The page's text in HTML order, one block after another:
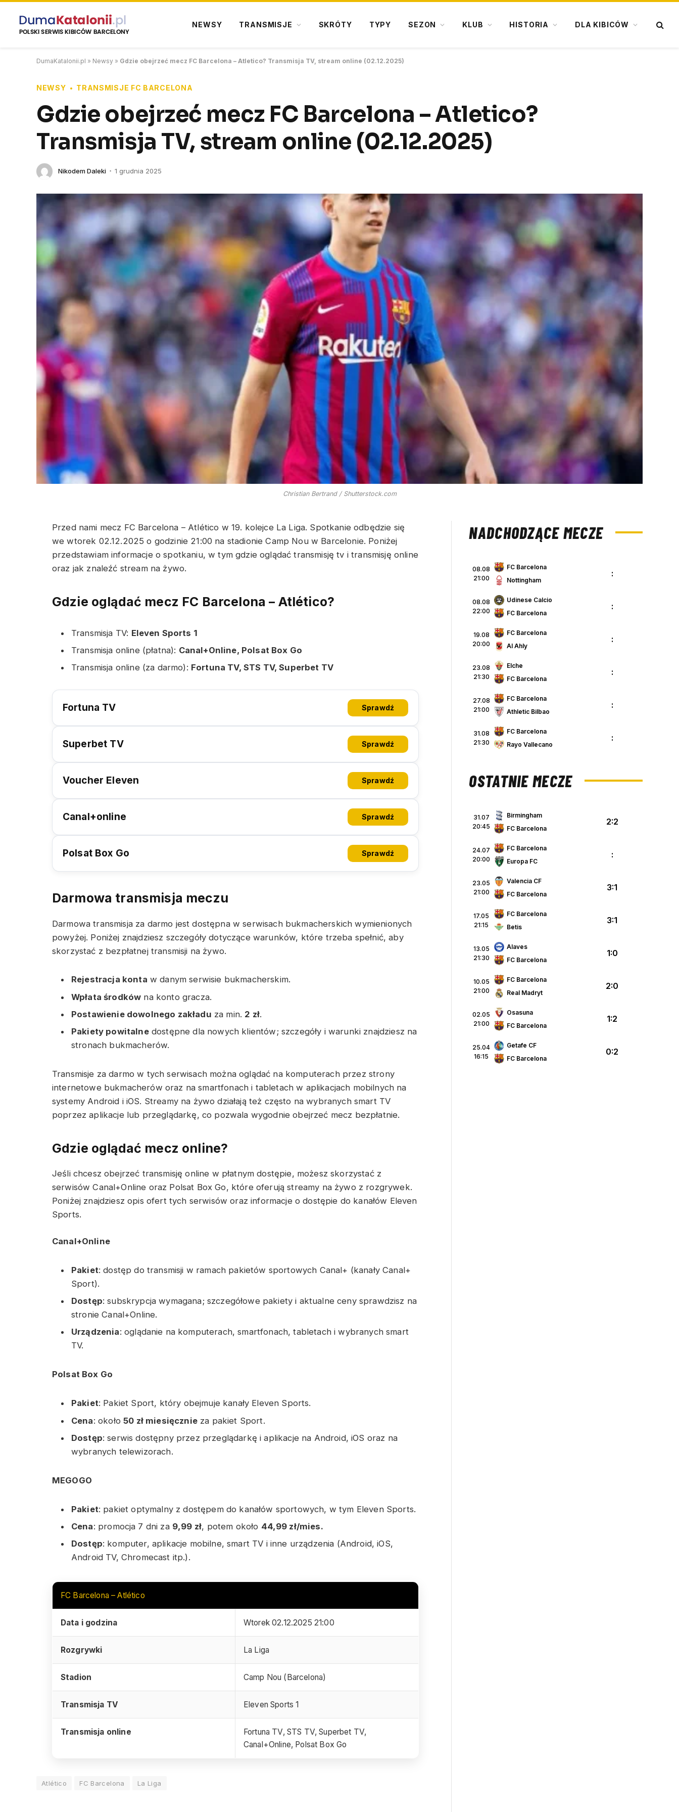
NEWSY TRANSMISJE SKRÓTY TYPY SEZON KLUB HISTORIA DLA KIBICÓW
DumaKatalonii.pl » Newsy » Gdzie obejrzeć mecz FC Barcelona – Atletico? Transmisja TV, stream online (02.12.2025)
NEWSY TRANSMISJE FC BARCELONA
Gdzie obejrzeć mecz FC Barcelona – Atletico?
Transmisja TV, stream online (02.12.2025)
Nikodem Daleki 1 grudnia 2025
Christian Bertrand / Shutterstock.com
Przed nami mecz FC Barcelona – Atlético w 19. kolejce La Liga. Spotkanie odbędzie się
we wtorek 02.12.2025 o godzinie 21:00 na stadionie Camp Nou w Barcelonie. Poniżej
przedstawiam informacje o spotkaniu, w tym gdzie oglądać transmisję tv i transmisję online
oraz jak znaleźć stream na żywo.
Gdzie oglądać mecz FC Barcelona – Atlético?
Transmisja TV: Eleven Sports 1
Transmisja online (płatna): Canal+Online, Polsat Box Go
Transmisja online (za darmo): Fortuna TV, STS TV, Superbet TV
Fortuna TV Sprawdź
Superbet TV Sprawdź
Voucher Eleven Sprawdź
Canal+online Sprawdź
Polsat Box Go Sprawdź
Darmowa transmisja meczu
Darmowa transmisja za darmo jest dostępna w serwisach bukmacherskich wymienionych
powyżej. Poniżej znajdziesz szczegóły dotyczące warunków, które trzeba spełnić, aby
skorzystać z bezpłatnej transmisji na żywo.
Rejestracja konta w danym serwisie bukmacherskim.
Wpłata środków na konto gracza.
Postawienie dowolnego zakładu za min. 2 zł.
Pakiety powitalnedostępne dla nowych klientów; szczegóły i warunki znajdziesz na
stronach bukmacherów.
Transmisje za darmo w tych serwisach można oglądać na komputerach przez strony
internetowe bukmacherów oraz na smartfonach i tabletach w aplikacjach mobilnych na
systemy Android i iOS. Streamy na żywo działają też często na wybranych smart TV
poprzez aplikacje lub przeglądarkę, co pozwala wygodnie obejrzeć mecz bezpłatnie.
Gdzie oglądać mecz online?
Jeśli chcesz obejrzeć transmisję online w płatnym dostępie, możesz skorzystać z
serwisów Canal+Online oraz Polsat Box Go, które oferują streamy na żywo z rozgrywek.
Poniżej znajdziesz opis ofert tych serwisów oraz informacje o dostępie do kanałów Eleven
Sports.
Canal+Online
Pakiet: dostęp do transmisji w ramach pakietów sportowych Canal+ (kanały Canal+
Sport).
Dostęp: subskrypcja wymagana; szczegółowe pakiety i aktualne ceny sprawdzisz na
stronie Canal+Online.
Urządzenia: oglądanie na komputerach, smartfonach, tabletach i wybranych smart
TV.
Polsat Box Go
Pakiet: Pakiet Sport, który obejmuje kanały Eleven Sports.
Cena: około50 zł miesięcznieza pakiet Sport.
Dostęp: serwis dostępny przez przeglądarkę i aplikacje na Android, iOS oraz na
wybranych telewizorach.
MEGOGO
Pakiet: pakiet optymalny z dostępem do kanałów sportowych, w tym Eleven Sports.
Cena: promocja 7 dni za 9,99 zł, potem około 44,99 zł/mies.
Dostęp: komputer, aplikacje mobilne, smart TV i inne urządzenia (Android, iOS,
Android TV, Chromecast itp.).
FC Barcelona – Atlético
Data i godzina Wtorek 02.12.2025 21:00
Rozgrywki La Liga
Stadion Camp Nou (Barcelona)
Transmisja TV Eleven Sports 1
Transmisja online
Fortuna TV, STS TV, Superbet TV,
Canal+Online, Polsat Box Go
Atlético FC Barcelona La Liga
NADCHODZĄCE MECZE
08.08
21:00
FC Barcelona
Nottingham
:
08.08
22:00
Udinese Calcio
FC Barcelona
:
19.08
20:00
FC Barcelona
Al Ahly
:
23.08
21:30
Elche
FC Barcelona
:
27.08
21:00
FC Barcelona
Athletic Bilbao
:
31.08
21:30
FC Barcelona
Rayo Vallecano
:
OSTATNIE MECZE
31.07
20:45
Birmingham
FC Barcelona
2:2
24.07
20:00
FC Barcelona
Europa FC
:
23.05
21:00
Valencia CF
FC Barcelona
3:1
17.05
21:15
FC Barcelona
Betis
3:1
13.05
21:30
Alaves
FC Barcelona
1:0
10.05
21:00
FC Barcelona
Real Madryt
2:0
02.05
21:00
Osasuna
FC Barcelona
1:2
25.04
16:15
Getafe CF
FC Barcelona
0:2